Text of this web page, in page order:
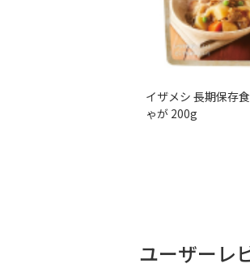
イザメシ 長期保存
ゃが 200g
ユーザーレ